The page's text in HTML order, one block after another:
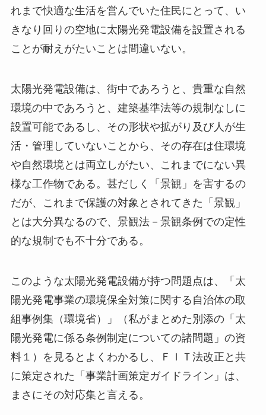
れまで快適な生活を営んでいた住民にとって、い
きなり回りの空地に太陽光発電設備を設置される
ことが耐えがたいことは間違いない。
太陽光発電設備は、街中であろうと、貴重な自然
環境の中であろうと、建築基準法等の規制なしに
設置可能であるし、その形状や拡がり及び人が生
活・管理していないことから、その存在は住環境
や自然環境とは両立しがたい、これまでにない異
様な工作物である。甚だしく「景観」を害するの
だが、これまで保護の対象とされてきた「景観」
とは大分異なるので、景観法－景観条例での定性
的な規制でも不十分である。
このような太陽光発電設備が持つ問題点は、「太
陽光発電事業の環境保全対策に関する自治体の取
組事例集（環境省）」（私がまとめた別添の「太
陽光発電に係る条例制定についての諸問題」の資
料１）を見るとよくわかるし、ＦＩＴ法改正と共
に策定された「事業計画策定ガイドライン」は、
まさにその対応集と言える。